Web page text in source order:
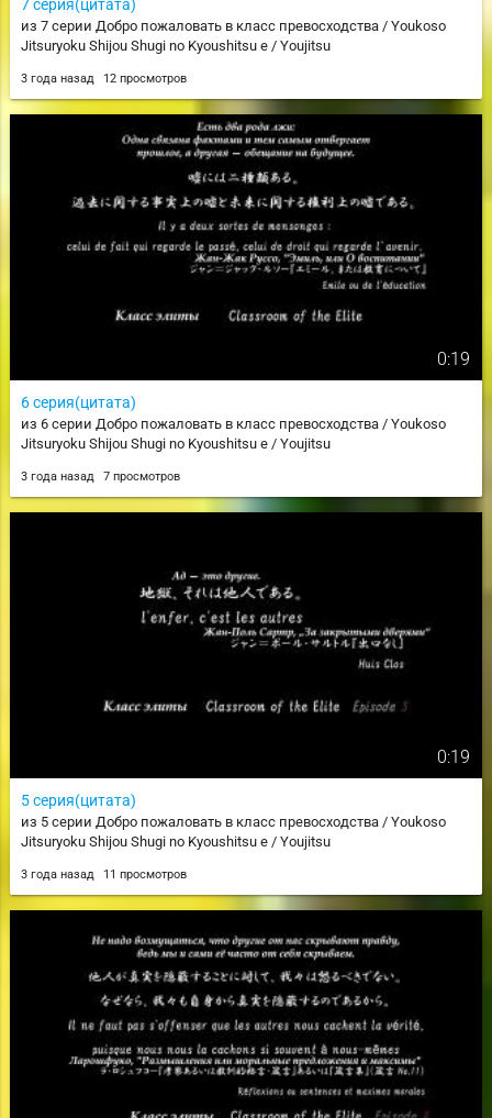
7 серия(цитата)
из 7 серии Добро пожаловать в класс превосходства / Youkoso
Jitsuryoku Shijou Shugi no Kyoushitsu e / Youjitsu
3 года назад 12 просмотров
0:19
6 серия(цитата)
из 6 серии Добро пожаловать в класс превосходства / Youkoso
Jitsuryoku Shijou Shugi no Kyoushitsu e / Youjitsu
3 года назад 7 просмотров
0:19
5 серия(цитата)
из 5 серии Добро пожаловать в класс превосходства / Youkoso
Jitsuryoku Shijou Shugi no Kyoushitsu e / Youjitsu
3 года назад 11 просмотров